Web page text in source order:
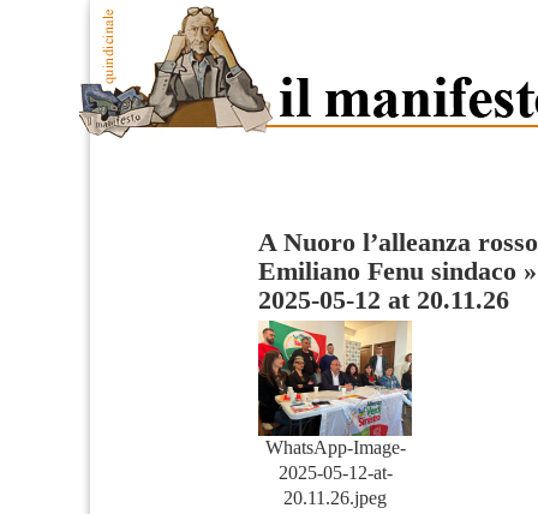
A Nuoro l’alleanza
Emiliano Fenu sindaco
2025-05-12 at 20.11.26
WhatsApp-Image-
2025-05-12-at-
20.11.26.jpeg